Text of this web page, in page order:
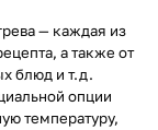
— каждая из
а также от
блюд и т.д.
опции
температуру,